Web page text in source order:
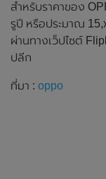
สำหรับราคาของ
รูปี หรือประมาณ
ผ่านทางเว็ปไซต์
ปลีก
ที่มา : oppo